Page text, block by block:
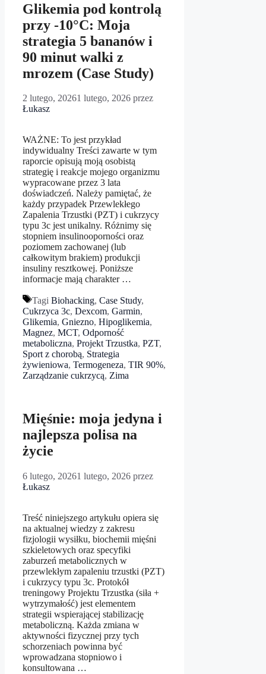
Glikemia pod kontrolą
przy -10°C: Moja
strategia 5 bananów i
90 minut walki z
mrozem (Case Study)
2 lutego, 20261 lutego, 2026 przez
Łukasz
WAŻNE: To jest przykład
indywidualny Treści zawarte w tym
raporcie opisują moją osobistą
strategię i reakcje mojego organizmu
wypracowane przez 3 lata
doświadczeń. Należy pamiętać, że
każdy przypadek Przewlekłego
Zapalenia Trzustki (PZT) i cukrzycy
typu 3c jest unikalny. Różnimy się
stopniem insulinooporności oraz
poziomem zachowanej (lub
całkowitym brakiem) produkcji
insuliny resztkowej. Poniższe
informacje mają charakter …
Tagi Biohacking, Case Study,
Cukrzyca 3c, Dexcom, Garmin,
Glikemia, Gniezno, Hipoglikemia,
Magnez, MCT, Odporność
metaboliczna, Projekt Trzustka, PZT,
Sport z chorobą, Strategia
żywieniowa, Termogeneza, TIR 90%,
Zarządzanie cukrzycą, Zima
Mięśnie: moja jedyna i
najlepsza polisa na
życie
6 lutego, 20261 lutego, 2026 przez
Łukasz
Treść niniejszego artykułu opiera się
na aktualnej wiedzy z zakresu
fizjologii wysiłku, biochemii mięśni
szkieletowych oraz specyfiki
zaburzeń metabolicznych w
przewlekłym zapaleniu trzustki (PZT)
i cukrzycy typu 3c. Protokół
treningowy Projektu Trzustka (siła +
wytrzymałość) jest elementem
strategii wspierającej stabilizację
metaboliczną. Każda zmiana w
aktywności fizycznej przy tych
schorzeniach powinna być
wprowadzana stopniowo i
konsultowana …